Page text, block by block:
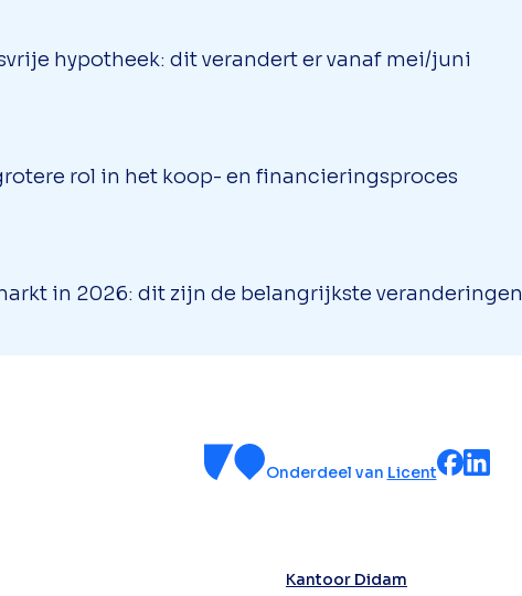
hypotheek: dit verandert er vanaf mei/juni
rol in het koop- en financieringsproces
in 2026: dit zijn de belangrijkste veranderingen
Onderdeel van Licent
Kantoor Didam